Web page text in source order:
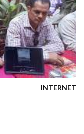
INTERNET